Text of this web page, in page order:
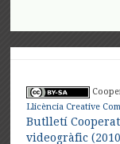
Llicència Creative
Butlletí
videogràfic